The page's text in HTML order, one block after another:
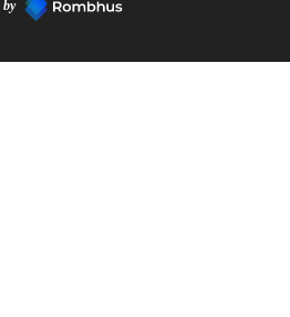
by